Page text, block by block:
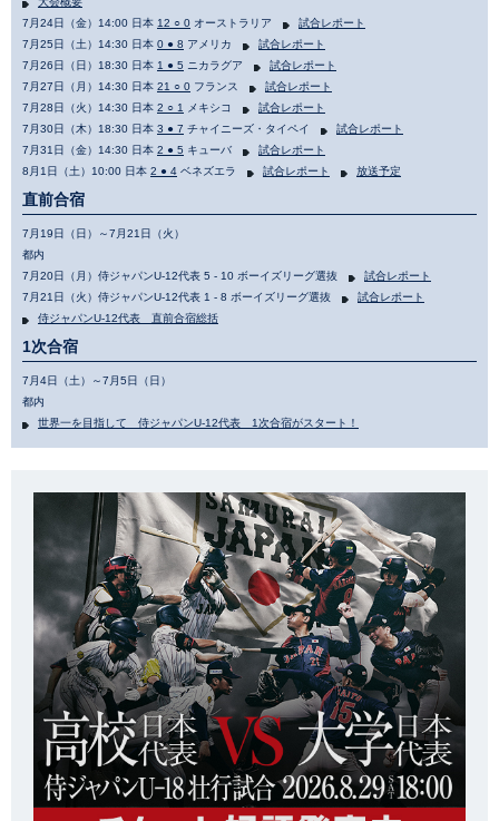
7月24日（金）14:00 日本 12 ○ 0 オーストラリア
試合レポート
7月25日（土）14:30 日本 0 ● 8 アメリカ
試合レポート
7月26日（日）18:30 日本 1 ● 5 ニカラグア
試合レポート
7月27日（月）14:30 日本 21 ○ 0 フランス
試合レポート
7月28日（火）14:30 日本 2 ○ 1 メキシコ
試合レポート
7月30日（木）18:30 日本 3 ● 7 チャイニーズ・タイペイ
試合レポート
7月31日（金）14:30 日本 2 ● 5 キューバ
試合レポート
8月1日（土）10:00 日本 2 ● 4 ベネズエラ 試合レポート 放送予定
直前合宿
7月19日（日）～7月21日（火）
都内
7月20日（月）侍ジャパンU-12代表 5 - 10 ボーイズリーグ選抜
試合レポート
7月21日（火）侍ジャパンU-12代表 1 - 8 ボーイズリーグ選抜
試合レポート
侍ジャパンU-12代表 直前合宿総括
1次合宿
7月4日（土）～7月5日（日）
都内
世界一を目指して 侍ジャパンU-12代表 1次合宿がスタート！